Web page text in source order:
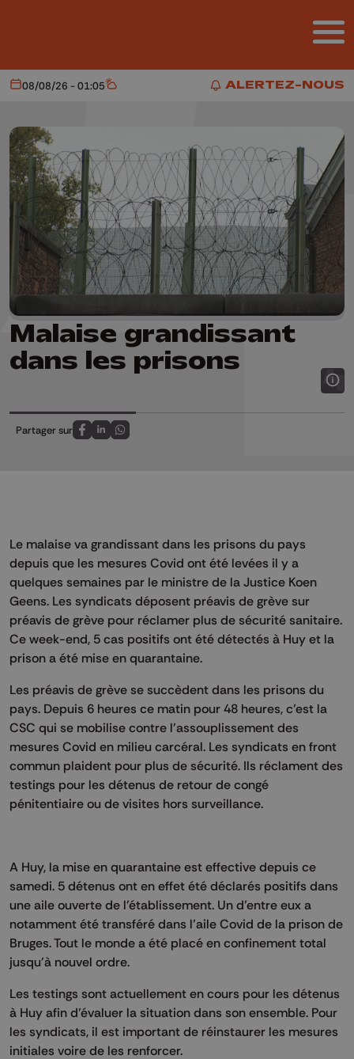
ALERTEZ-NOUS
ALERTEZ-NOUS
Aujourd'hui
08/08/26 - 01:05 Météo
Malaise grandissant
dans les prisons
Partager sur
Partagez sur FaceBook
Partagez sur LinkedIn
Partagez sur Whatsapp
Le malaise va grandissant dans les prisons du pays
depuis que les mesures Covid ont été levées il y a
quelques semaines par le ministre de la Justice Koen
Geens. Les syndicats déposent préavis de grève sur
préavis de grève pour réclamer plus de sécurité sanitaire.
Ce week-end, 5 cas positifs ont été détectés à Huy et la
prison a été mise en quarantaine.
Les préavis de grève se succèdent dans les prisons du
pays. Depuis 6 heures ce matin pour 48 heures, c’est la
CSC qui se mobilise contre l’assouplissement des
mesures Covid en milieu carcéral. Les syndicats en front
commun plaident pour plus de sécurité. Ils réclament des
testings pour les détenus de retour de congé
pénitentiaire ou de visites hors surveillance.
A Huy, la mise en quarantaine est effective depuis ce
samedi. 5 détenus ont en effet été déclarés positifs dans
une aile ouverte de l’établissement. Un d’entre eux a
notamment été transféré dans l’aile Covid de la prison de
Bruges. Tout le monde a été placé en confinement total
jusqu’à nouvel ordre.
Les testings sont actuellement en cours pour les détenus
à Huy afin d’évaluer la situation dans son ensemble. Pour
les syndicats, il est important de réinstaurer les mesures
initiales voire de les renforcer.